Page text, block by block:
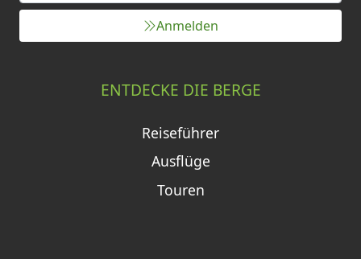
Anmelden
ENTDECKE DIE BERGE
Reiseführer
Ausflüge
Touren